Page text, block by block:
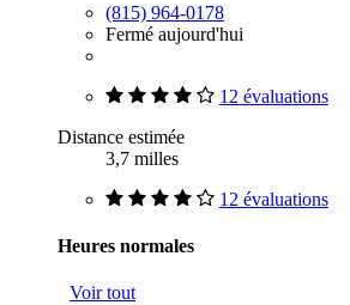
(815) 964-0178
Fermé aujourd'hui
12 évaluations
Distance estimée
3,7 milles
12 évaluations
Heures normales
Voir tout